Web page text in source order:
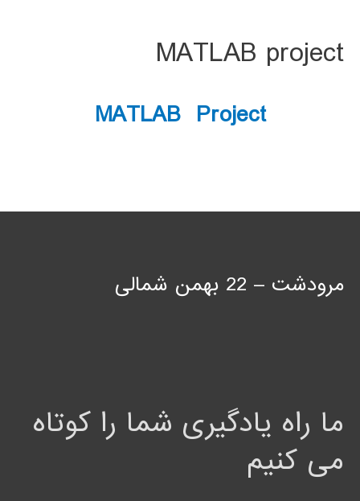
MATLAB project
MATLAB Project
مرودشت – 22 بهمن شمالی
ما راه یادگیری شما را کوتاه
می کنیم